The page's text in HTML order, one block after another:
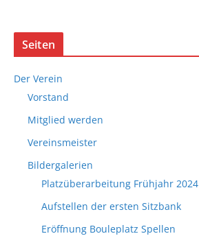
Seiten
Der Verein
Vorstand
Mitglied werden
Vereinsmeister
Bildergalerien
Platzüberarbeitung Frühjahr 2024
Aufstellen der ersten Sitzbank
Eröffnung Bouleplatz Spellen